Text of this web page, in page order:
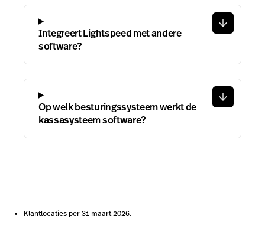
Integreert Lightspeed met andere
software?
Op welk besturingssysteem werkt de
kassasysteem software?
Klantlocaties per 31 maart 2026.